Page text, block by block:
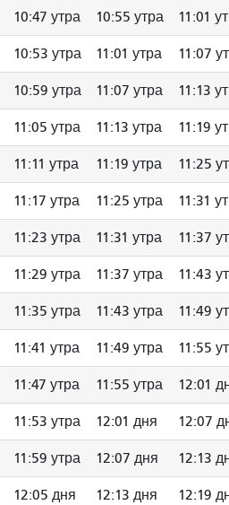
10:47 утра 10:55 утра 11:01
10:53 утра 11:01 утра 11:07
10:59 утра 11:07 утра 11:13
11:05 утра 11:13 утра 11:19
11:11 утра 11:19 утра 11:25
11:17 утра 11:25 утра 11:31
11:23 утра 11:31 утра 11:37
11:29 утра 11:37 утра 11:43
11:35 утра 11:43 утра 11:49
11:41 утра 11:49 утра 11:55
11:47 утра 11:55 утра 12:01
11:53 утра 12:01 дня 12:07
11:59 утра 12:07 дня 12:13
12:05 дня 12:13 дня 12:19